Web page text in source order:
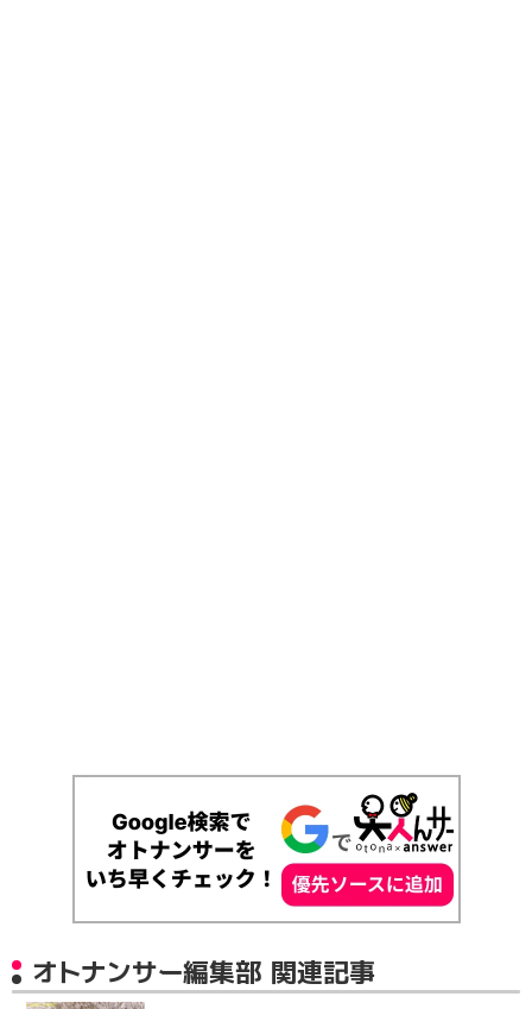
オトナンサー編集部 関連記事